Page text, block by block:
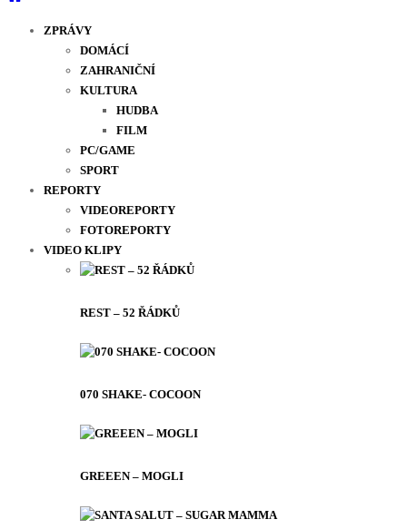
ZPRÁVY
DOMÁCÍ
ZAHRANIČNÍ
KULTURA
HUDBA
FILM
PC/GAME
SPORT
REPORTY
VIDEOREPORTY
FOTOREPORTY
VIDEO KLIPY
REST – 52 ŘÁDKŮ
070 SHAKE- COCOON
GREEEN – MOGLI